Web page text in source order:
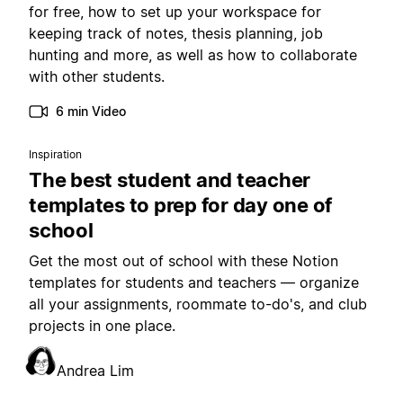
for free, how to set up your workspace for
keeping track of notes, thesis planning, job
hunting and more, as well as how to collaborate
with other students.
6 min Video
Inspiration
The best student and teacher
templates to prep for day one of
school
Get the most out of school with these Notion
templates for students and teachers — organize
all your assignments, roommate to-do's, and club
projects in one place.
Andrea Lim